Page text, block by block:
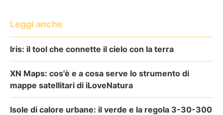
Leggi anche
Iris: il tool che connette il cielo con la terra
XN Maps: cos'è e a cosa serve lo strumento di
mappe satellitari di iLoveNatura
Isole di calore urbane: il verde e la regola 3-30-300